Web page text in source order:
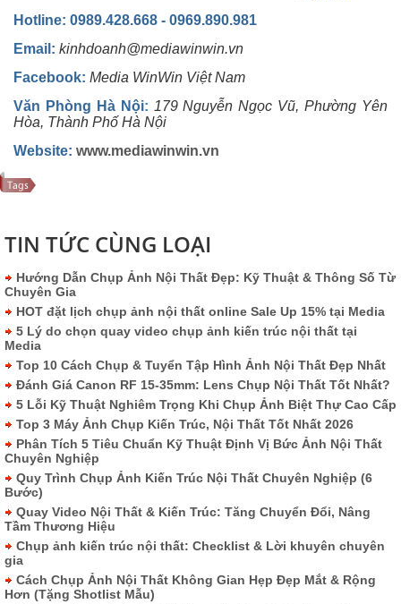
Hotline: 0989.428.668 - 0969.890.981
Email: kinhdoanh@mediawinwin.vn
Facebook: Media WinWin Việt Nam
Văn Phòng Hà Nội: 179 Nguyễn Ngọc Vũ, Phường Yên
Hòa, Thành Phố Hà Nội
Website: www.mediawinwin.vn
TIN TỨC CÙNG LOẠI
Hướng Dẫn Chụp Ảnh Nội Thất Đẹp: Kỹ Thuật & Thông Số Từ
Chuyên Gia
HOT đặt lịch chụp ảnh nội thất online Sale Up 15% tại Media
5 Lý do chọn quay video chụp ảnh kiến trúc nội thất tại
Media
Top 10 Cách Chụp & Tuyển Tập Hình Ảnh Nội Thất Đẹp Nhất
Đánh Giá Canon RF 15-35mm: Lens Chụp Nội Thất Tốt Nhất?
5 Lỗi Kỹ Thuật Nghiêm Trọng Khi Chụp Ảnh Biệt Thự Cao Cấp
Top 3 Máy Ảnh Chụp Kiến Trúc, Nội Thất Tốt Nhất 2026
Phân Tích 5 Tiêu Chuẩn Kỹ Thuật Định Vị Bức Ảnh Nội Thất
Chuyên Nghiệp
Quy Trình Chụp Ảnh Kiến Trúc Nội Thất Chuyên Nghiệp (6
Bước)
Quay Video Nội Thất & Kiến Trúc: Tăng Chuyển Đổi, Nâng
Tầm Thương Hiệu
Chụp ảnh kiến trúc nội thất: Checklist & Lời khuyên chuyên
gia
Cách Chụp Ảnh Nội Thất Không Gian Hẹp Đẹp Mắt & Rộng
Hơn (Tặng Shotlist Mẫu)